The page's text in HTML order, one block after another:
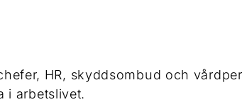
HR, skyddsombud och
i arbetslivet.